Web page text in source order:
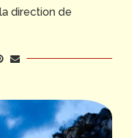
direction de